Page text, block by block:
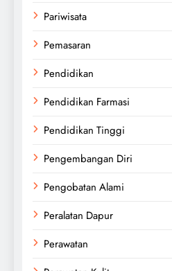
Pariwisata
Pemasaran
Pendidikan
Pendidikan Farmasi
Pendidikan Tinggi
Pengembangan Diri
Pengobatan Alami
Peralatan Dapur
Perawatan